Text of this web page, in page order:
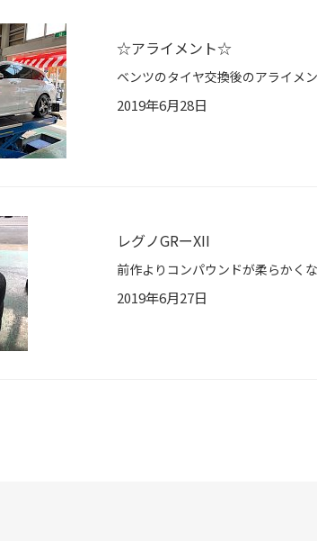
☆アライメント☆
2019年6月28日
レグノGRーXII
2019年6月27日